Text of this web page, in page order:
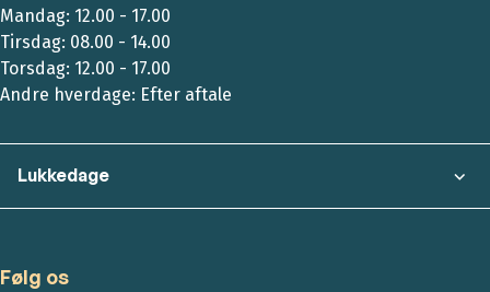
Mandag: 12.00 - 17.00
Tirsdag: 08.00 - 14.00
Torsdag: 12.00 - 17.00
Andre hverdage: Efter aftale
Lukkedage
Følg os